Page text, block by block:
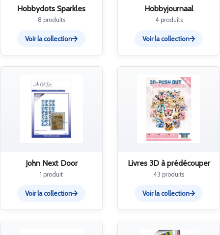
Hobbydots Sparkles
8 produits
Voir la collection
Hobbyjournaal
4 produits
Voir la collection
John Next Door
1 produit
Voir la collection
Livres 3D à prédécouper
43 produits
Voir la collection